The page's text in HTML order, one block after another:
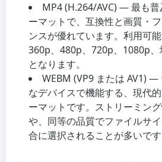
MP4 (H.264/AVC) — 最も
ーマットで、互換性と画質・
ンスが優れています。利用可
360p、480p、720p、1080p、
となります。
WEBM (VP9 または AV1)
なデバイスで機能する、現代
ーマットです。ストリーミン
や、同等の品質でファイルサ
合に選択されることが多いです